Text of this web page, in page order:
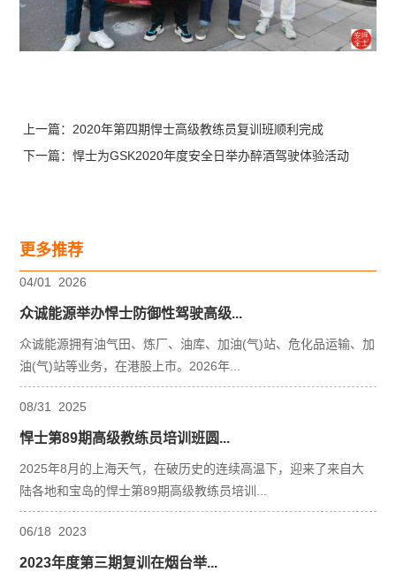
上一篇： 2020年第四期悍士高级教练员复训班顺利完成
下一篇：悍士为GSK2020年度安全日举办醉酒驾驶体验活动
更多推荐
04/01 2026
众诚能源举办悍士防御性驾驶高级...
众诚能源拥有油气田、炼厂、油库、加油(气)站、危化品运输、加
油(气)站等业务，在港股上市。2026年...
08/31 2025
悍士第89期高级教练员培训班圆...
2025年8月的上海天气，在破历史的连续高温下，迎来了来自大
陆各地和宝岛的悍士第89期高级教练员培训...
06/18 2023
2023年度第三期复训在烟台举...